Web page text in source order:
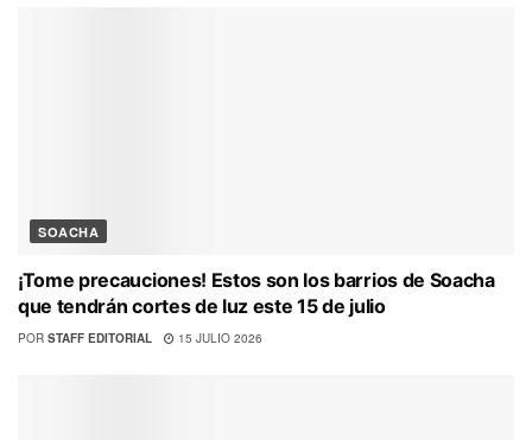
SOACHA
¡Tome precauciones! Estos son los barrios de Soacha
que tendrán cortes de luz este 15 de julio
POR STAFF EDITORIAL 15 JULIO 2026